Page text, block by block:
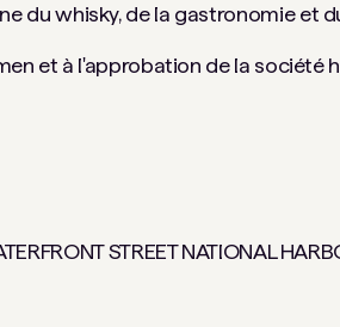
du whisky, de la gastronomie et
et à l'approbation de la société
STREET NATIONAL